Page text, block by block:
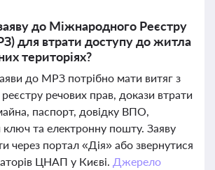
до Міжнародного Реєстру
для втрати доступу до житла
територіях?
до МРЗ потрібно мати витяг з
речових прав, докази втрати
паспорт, довідку ВПО,
та електронну пошту. Заяву
через портал «Дія» або звернутися
ЦНАП у Києві. Джерело